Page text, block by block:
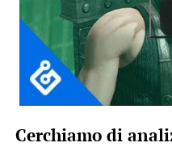
Cerchiamo di